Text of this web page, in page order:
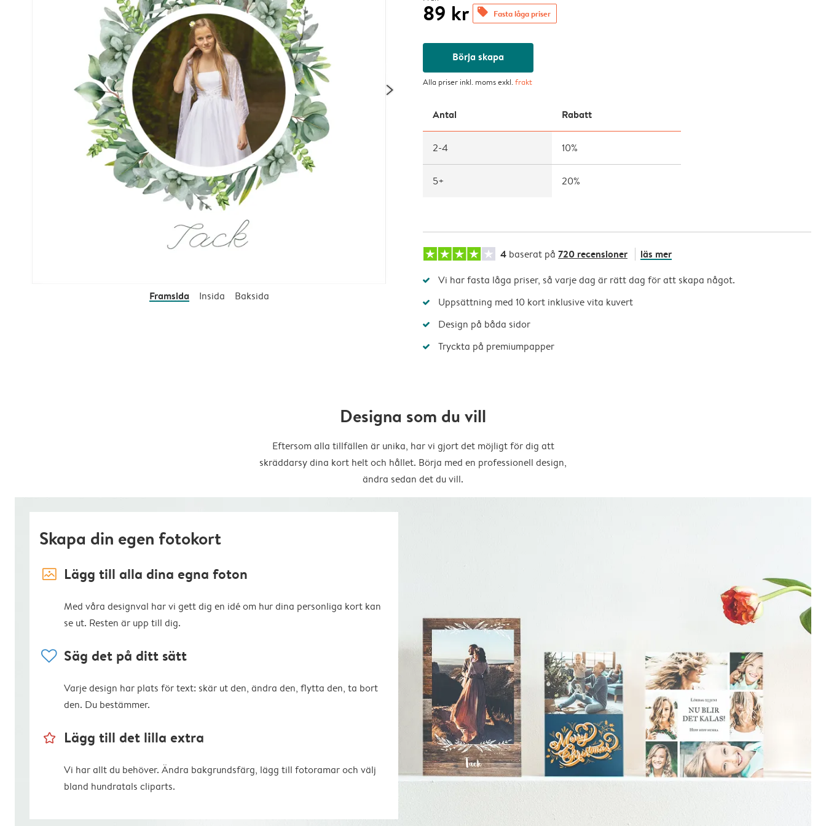
Framsida Insida Baksida
89 kr offers Fasta låga priser
Börja skapa
Alla priser inkl. moms exkl.frakt
Antal Rabatt
2-4 10%
5+ 20%
4 baserat på 720 recensioner läs mer
Vi har fasta låga priser, så varje dag är rätt dag för att skapa något.
Uppsättning med 10 kort inklusive vita kuvert
Design på båda sidor
Tryckta på premiumpapper
Designa som du vill
Eftersom alla tillfällen är unika, har vi gjort det möjligt för dig att
skräddarsy dina kort helt och hållet. Börja med en professionell design,
ändra sedan det du vill.
Skapa din egen fotokort
image_placeholder Lägg till alla dina egna foton
Med våra designval har vi gett dig en idé om hur dina personliga kort kan
se ut. Resten är upp till dig.
heart Säg det på ditt sätt
Varje design har plats för text: skär ut den, ändra den, flytta den, ta bort
den. Du bestämmer.
star_outline Lägg till det lilla extra
Vi har allt du behöver. Ändra bakgrundsfärg, lägg till fotoramar och välj
bland hundratals cliparts.